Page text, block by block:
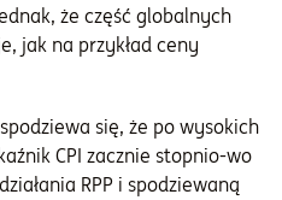
że część globalnych
jak na przykład ceny
się, że po wysokich
CPI zacznie stopnio-wo
RPP i spodziewaną